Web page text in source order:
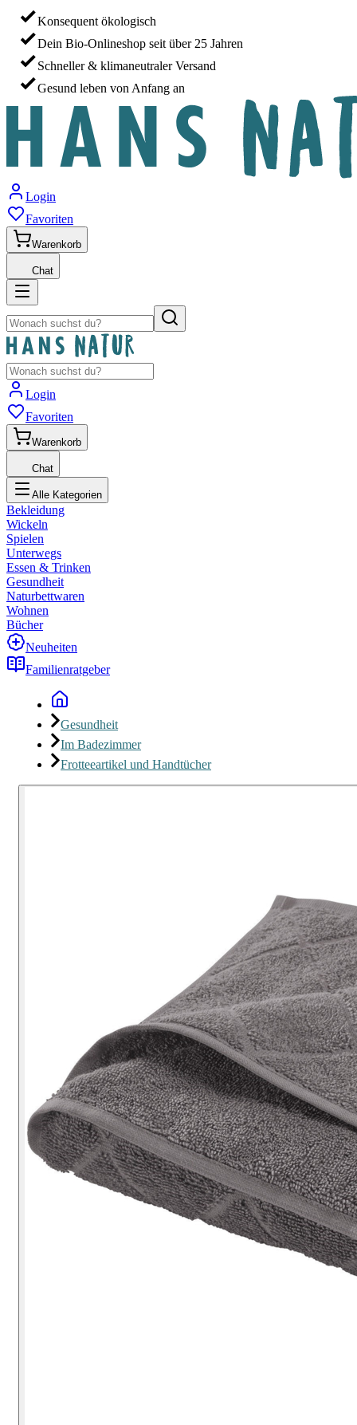
Konsequent ökologisch
Dein Bio-Onlineshop seit über 25 Jahren
Schneller & klimaneutraler Versand
Gesund leben von Anfang an
Login
Favoriten
Warenkorb
Chat
Login
Favoriten
Warenkorb
Chat
Alle Kategorien
Bekleidung
Wickeln
Spielen
Unterwegs
Essen & Trinken
Gesundheit
Naturbettwaren
Wohnen
Bücher
Neuheiten
Familienratgeber
Gesundheit
Im Badezimmer
Frotteeartikel und Handtücher